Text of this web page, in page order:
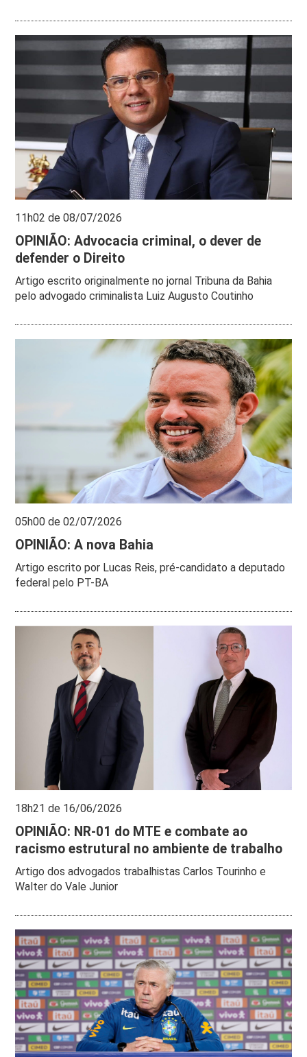
11h02 de 08/07/2026
OPINIÃO: Advocacia criminal, o dever de
defender o Direito
Artigo escrito originalmente no jornal Tribuna da Bahia
pelo advogado criminalista Luiz Augusto Coutinho
05h00 de 02/07/2026
OPINIÃO: A nova Bahia
Artigo escrito por Lucas Reis, pré-candidato a deputado
federal pelo PT-BA
18h21 de 16/06/2026
OPINIÃO: NR-01 do MTE e combate ao
racismo estrutural no ambiente de trabalho
Artigo dos advogados trabalhistas Carlos Tourinho e
Walter do Vale Junior